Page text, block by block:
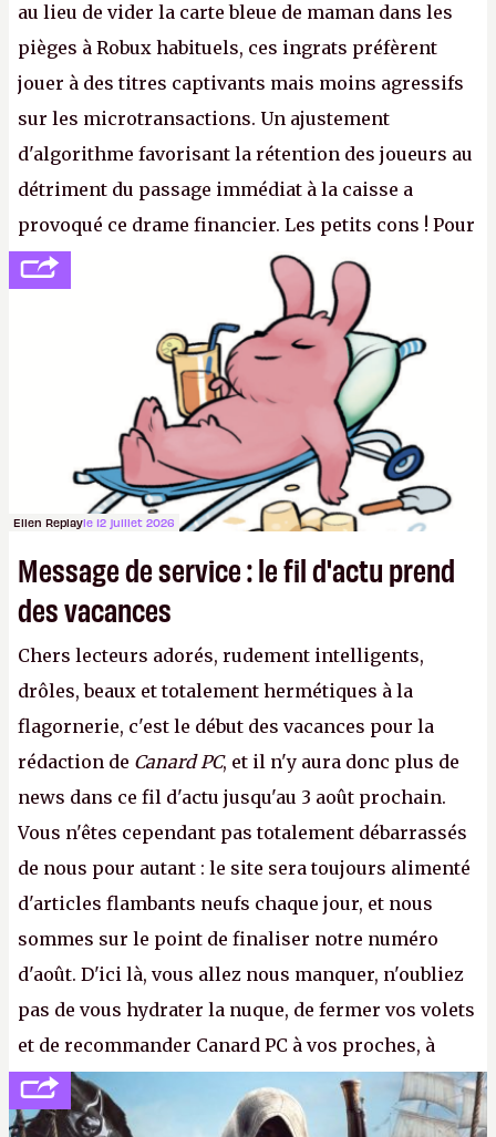
au lieu de vider la carte bleue de maman dans les
pièges à Robux habituels, ces ingrats préfèrent
jouer à des titres captivants mais moins agressifs
sur les microtransactions. Un ajustement
d'algorithme favorisant la rétention des joueurs au
détriment du passage immédiat à la caisse a
provoqué ce drame financier. Les petits cons ! Pour
se consoler, le PDG David Baszucki peut compter
sur le déblocage du jeu en Russie et l'explosion des
joueurs majeurs (+32 %). L'avenir appartient donc
aux adultes, qui ne sont jamais que des enfants
avec du pouvoir d'achat.P.
Ellen Replayle 12 juillet 2026
Message de service : le fil d'actu prend
des vacances
Chers lecteurs adorés, rudement intelligents,
drôles, beaux et totalement hermétiques à la
flagornerie, c'est le début des vacances pour la
rédaction de Canard PC, et il n'y aura donc plus de
news dans ce fil d'actu jusqu'au 3 août prochain.
Vous n'êtes cependant pas totalement débarrassés
de nous pour autant : le site sera toujours alimenté
d'articles flambants neufs chaque jour, et nous
sommes sur le point de finaliser notre numéro
d'août. D'ici là, vous allez nous manquer, n'oubliez
pas de vous hydrater la nuque, de fermer vos volets
et de recommander Canard PC à vos proches, à
votre famille et aux inconnus que vous croisez
dans la rue. Bon été à tous ! –ER.